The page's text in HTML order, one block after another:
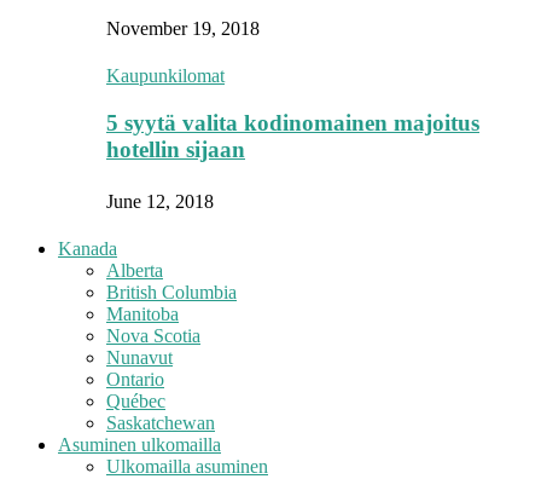
November 19, 2018
Kaupunkilomat
5 syytä valita kodinomainen majoitus
hotellin sijaan
June 12, 2018
Kanada
Alberta
British Columbia
Manitoba
Nova Scotia
Nunavut
Ontario
Québec
Saskatchewan
Asuminen ulkomailla
Ulkomailla asuminen